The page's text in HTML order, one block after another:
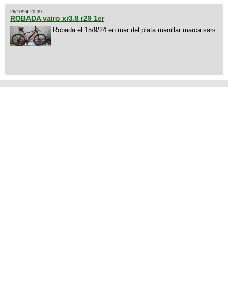
28/10/24 20:39
ROBADA vairo xr3.8 r29 1er
Robada el 15/9/24 en mar del plata manillar marca sars